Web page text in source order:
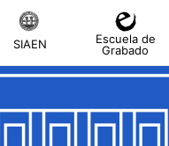
SIAEN
Escuela de
Grabado